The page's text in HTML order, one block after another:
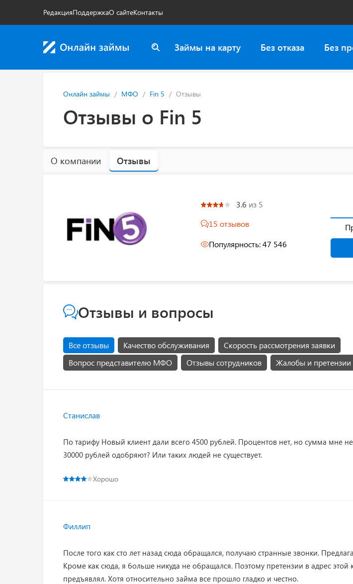
РедакцияПоддержкаО сайтеКонтакты
Займы на карту Без отказа Без
Онлайн займы МФО Fin 5 Отзывы
Отзывы о Fin 5
О компании Отзывы
3.6 из 5
15 отзывов
Популярность: 47 546
Отзывы и вопросы
Все отзывы Качество обслуживания
Скорость рассмотрения заявки
Вопрос представителю МФО
Отзывы сотрудников Жалобы и претензии
Станислав
По тарифу Новый клиент дали всего 4500 рублей. Процентов нет, но сумма мне
30000 рублей одобряют? Или таких людей не существует.
Хорошо
Филлип
После того как сто лет назад сюда обращался, получаю странные звонки.
Кроме как сюда, я больше никуда не обращался. Поэтому претензии в адрес
предъявлял. Хотя относительно займа все прошло гладко и честно.